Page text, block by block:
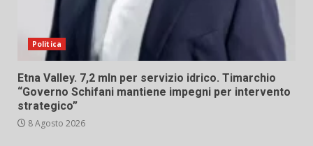
Politica
Etna Valley. 7,2 mln per servizio idrico. Timarchio
“Governo Schifani mantiene impegni per intervento
strategico”
8 Agosto 2026